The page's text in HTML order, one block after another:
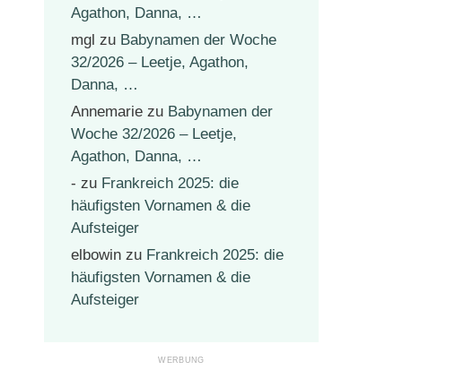
Agathon, Danna, …
mgl zu Babynamen der Woche
32/2026 – Leetje, Agathon,
Danna, …
Annemarie zu Babynamen der
Woche 32/2026 – Leetje,
Agathon, Danna, …
- zu Frankreich 2025: die
häufigsten Vornamen & die
Aufsteiger
elbowin zu Frankreich 2025: die
häufigsten Vornamen & die
Aufsteiger